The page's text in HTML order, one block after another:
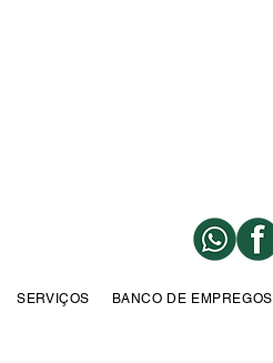
SERVIÇOS BANCO DE EMPREGOS